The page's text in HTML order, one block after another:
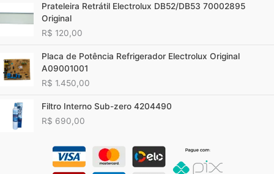
Prateleira Retrátil Electrolux DB52/DB53 70002895
Original
R$ 120,00
Placa de Potência Refrigerador Electrolux Original
A09001001
R$ 1.450,00
Filtro Interno Sub-zero 4204490
R$ 690,00